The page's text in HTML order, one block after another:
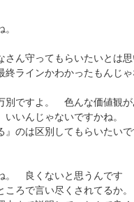
さん守ってもらいたいとは
終ラインかわかったもんじ
別ですよ。 色んな価値観
いんじゃないですかね。
のは区別してもらいたい
。 良くないと思うんです
ろで言い尽くされてるか。